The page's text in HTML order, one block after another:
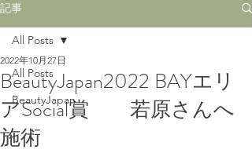
記事
All Posts
BeautyJapan
All Posts
BeautyJapan2022 BAYエリ
アSocial賞 若原さんへ
施術
2022年10月27日